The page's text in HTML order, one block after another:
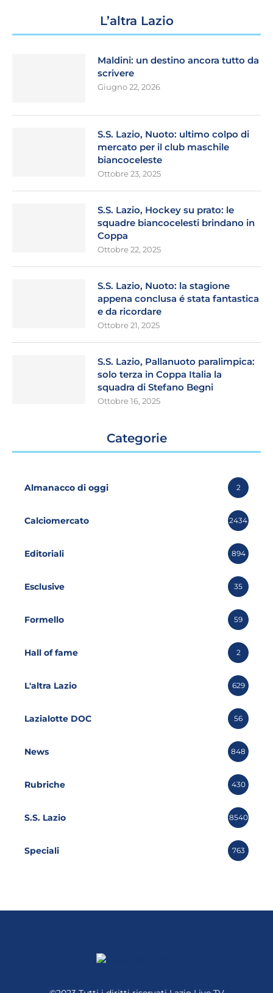
L’altra Lazio
Maldini: un destino ancora tutto da
scrivere
Giugno 22, 2026
S.S. Lazio, Nuoto: ultimo colpo di
mercato per il club maschile
biancoceleste
Ottobre 23, 2025
S.S. Lazio, Hockey su prato: le
squadre biancocelesti brindano in
Coppa
Ottobre 22, 2025
S.S. Lazio, Nuoto: la stagione
appena conclusa é stata fantastica
e da ricordare
Ottobre 21, 2025
S.S. Lazio, Pallanuoto paralimpica:
solo terza in Coppa Italia la
squadra di Stefano Begni
Ottobre 16, 2025
Categorie
Almanacco di oggi 2
Calciomercato 2434
Editoriali 894
Esclusive 35
Formello 59
Hall of fame 2
L'altra Lazio 629
Lazialotte DOC 56
News 848
Rubriche 430
S.S. Lazio 8540
Speciali 763